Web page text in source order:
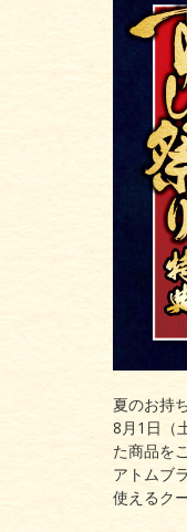
夏のお持
8月1日（
た商品を
アトムブ
使えるク